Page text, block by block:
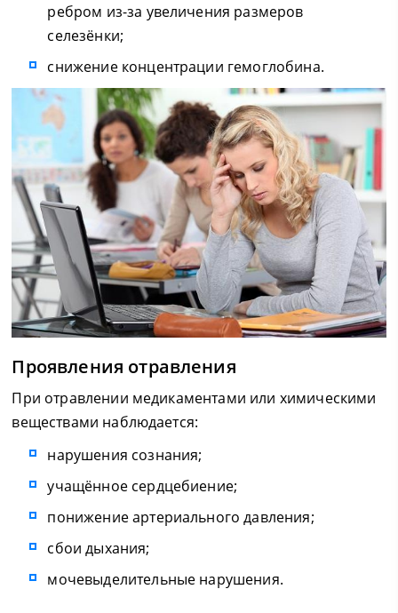
ребром из-за увеличения размеров
селезёнки;
снижение концентрации гемоглобина.
Проявления отравления
При отравлении медикаментами или химическими
веществами наблюдается:
нарушения сознания;
учащённое сердцебиение;
понижение артериального давления;
сбои дыхания;
мочевыделительные нарушения.